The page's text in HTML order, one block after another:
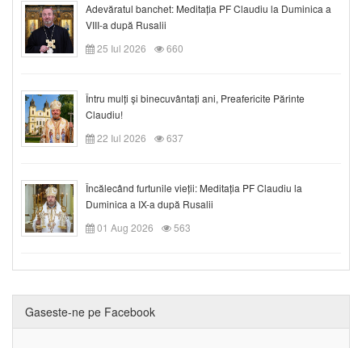
Adevăratul banchet: Meditația PF Claudiu la Duminica a
VIII-a după Rusalii
25 Iul 2026
660
Întru mulți și binecuvântați ani, Preafericite Părinte
Claudiu!
22 Iul 2026
637
Încălecând furtunile vieții: Meditația PF Claudiu la
Duminica a IX-a după Rusalii
01 Aug 2026
563
Gaseste-ne pe Facebook